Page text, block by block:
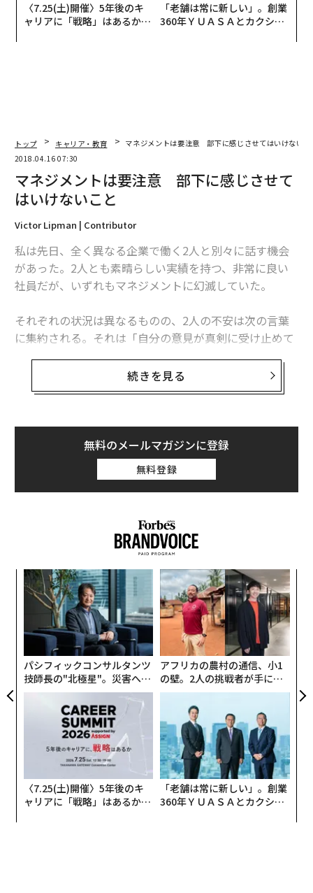
〈7.25(土)開催〉5年後のキ
ャリアに「戦略」はあるか。
「老舗は常に新しい」。創業
360年ＹＵＡＳＡとカクシン
トップ キャリア・教育
マネジメントは要注意 部下に感じさせてはいけないこ
2018.04.16 07:30
マネジメントは要注意 部下に感じさせて
はいけないこと
Victor Lipman | Contributor
私は先日、全く異なる企業で働く2人と別々に話す機会
があった。2人とも素晴らしい実績を持つ、非常に良い
社員だが、いずれもマネジメントに幻滅していた。
それぞれの状況は異なるものの、2人の不安は次の言葉
に集約される。それは「自分の意見が真剣に受け止めて
もらえない」というものだ。
2人とも思慮深い人物だが、会社の問題に関して自分が
の従業員が「自分の声に耳を傾けてくれない」「自分の
意見は重要ではない」「自分は尊重されていない」と感
じていれば、今後マネジメントにとって問題が生じる可
能性が高いだろう。
続きを見る
無料のメールマガジンに登録
無料登録
パシフィックコンサルタンツ
技師長の"北極星"。災害への
無力感を乗り越え見つけた、
防災一筋20年の答え
アフリカの農村の通信、小1
の壁。2人の挑戦者が手にし
た「次なる武器」
〈7.25(土)開催〉5年後のキ
ャリアに「戦略」はあるか。
「老舗は常に新しい」。創業
360年ＹＵＡＳＡとカクシン